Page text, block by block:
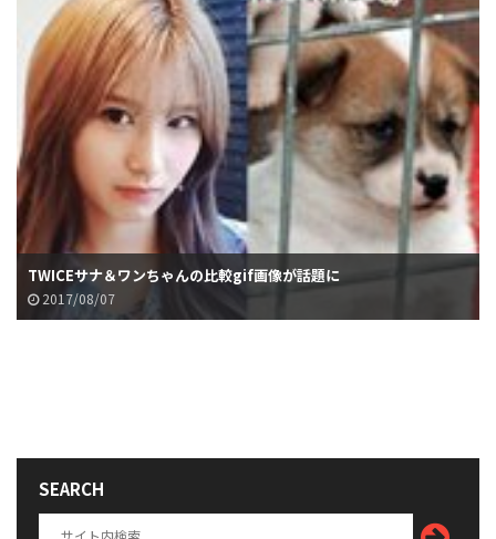
TWICEサナ＆ワンちゃんの比較gif画像が話題に
2017/08/07
SEARCH